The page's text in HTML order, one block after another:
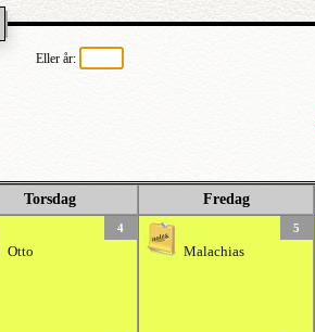
Eller år:
Torsdag Fredag
4
Otto
5
Malachias